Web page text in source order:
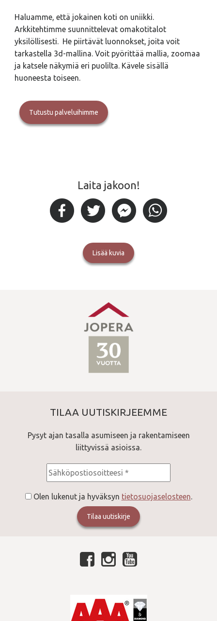
Haluamme, että jokainen koti on uniikki.
Arkkitehtimme suunnittelevat omakotitalot
yksilöllisesti. He piirtävät luonnokset, joita voit
tarkastella 3d-mallina. Voit pyörittää mallia, zoomaa
ja katsele näkymiä eri puolilta. Kävele sisällä
huoneesta toiseen.
Tutustu palveluihimme
Laita jakoon!
Lisää kuvia
TILAA UUTISKIRJEEMME
Pysyt ajan tasalla asumiseen ja rakentamiseen
liittyvissä asioissa.
Consent *
Olen lukenut ja hyväksyn tietosuojaselosteen.